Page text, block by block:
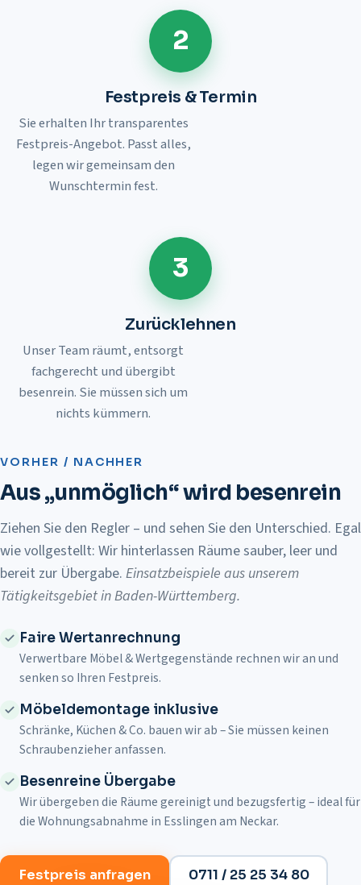
2
Festpreis & Termin
Sie erhalten Ihr transparentes
Festpreis-Angebot. Passt alles,
legen wir gemeinsam den
Wunschtermin fest.
3
Zurücklehnen
Unser Team räumt, entsorgt
fachgerecht und übergibt
besenrein. Sie müssen sich um
nichts kümmern.
VORHER / NACHHER
Aus „unmöglich“ wird besenrein
Ziehen Sie den Regler – und sehen Sie den Unterschied. Egal
wie vollgestellt: Wir hinterlassen Räume sauber, leer und
bereit zur Übergabe. Einsatzbeispiele aus unserem
Tätigkeitsgebiet in Baden-Württemberg.
Faire Wertanrechnung
Verwertbare Möbel & Wertgegenstände rechnen wir an und
senken so Ihren Festpreis.
Möbeldemontage inklusive
Schränke, Küchen & Co. bauen wir ab – Sie müssen keinen
Schraubenzieher anfassen.
Besenreine Übergabe
Wir übergeben die Räume gereinigt und bezugsfertig – ideal für
die Wohnungsabnahme in Esslingen am Neckar.
Festpreis anfragen 0711 / 25 25 34 80